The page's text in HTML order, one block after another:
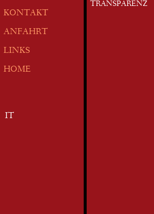
KONTAKT
ANFAHRT
LINKS
HOME
IT
TRANSPARENZ